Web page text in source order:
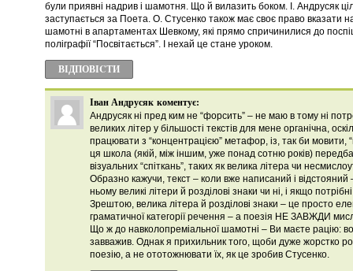
були приявні надрив і шамотня. Що й вилазить боком. І. Андрусяк
заступається за Поета. О. Стусенко також має своє право вказати
шамотні в апартаментах Шевкому, які прямо спричинилися до
поліграфії “Посвітається”. І нехай це стане уроком.
ВІДПОВІCТИ
Іван Андрусяк коментує:
Андрусяк ні пред ким не “форсить” – не маю в тому ні
великих літер у більшості текстів для мене органічна,
працювати з “концентрацією” метафор, із, так би
ця школа (якій, між іншим, уже понад сотню років)
візуальних “спіткань”, таких як велика літера чи
Образно кажучи, текст – коли вже написаний і відстояний
ньому великі літери й розділові знаки чи ні, і якщо
Зрештою, велика літера й розділові знаки – це просто
граматичної категорії речення – а поезія НЕ ЗАВЖДИ
Що ж до навколопреміальної шамотні – Ви маєте рацію:
завважив. Однак я прихильник того, щоби дуже жорстко
поезію, а не ототожнювати їх, як це зробив Стусенко.